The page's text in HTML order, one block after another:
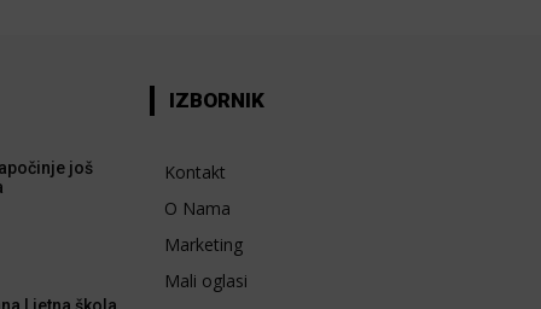
još
Ljetna škola
IZBORNIK
Kontakt
O Nama
Marketing
Mali oglasi